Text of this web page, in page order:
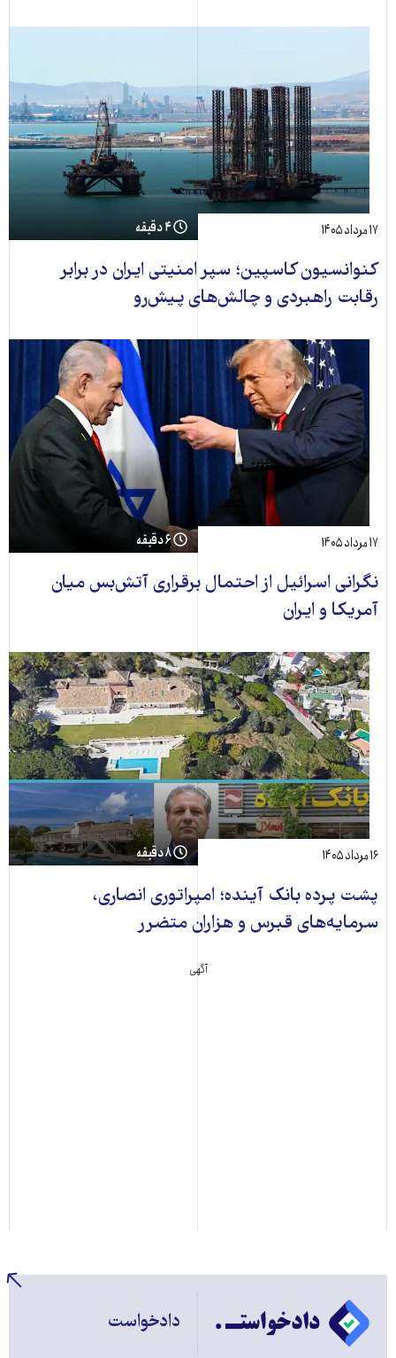
کنوانسیون کاسپین؛ سپر امنیتی ایران در برابر
رقابت راهبردی و چالش‌های پیش‌رو
۱۷ مرداد ۱۴۰۵ ۴ دقیقه
نگرانی اسرائیل از احتمال برقراری آتش‌بس میان
آمریکا و ایران
۱۷ مرداد ۱۴۰۵ ۶ دقیقه
پشت پرده بانک آینده؛ امپراتوری انصاری،
سرمایه‌های قبرس و هزاران متضرر
۱۶ مرداد ۱۴۰۵ ۸ دقیقه
آگهی
دادخواست